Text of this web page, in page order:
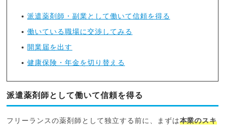
派遣薬剤師・副業として働いて信頼を得る
働いている職場に交渉してみる
開業届を出す
健康保険・年金を切り替える
派遣薬剤師として働いて信頼を得る
フリーランスの薬剤師として独立する前に、まずは本業のスキ